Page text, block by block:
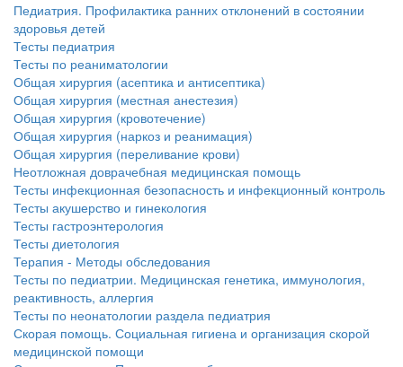
Педиатрия. Профилактика ранних отклонений в состоянии
здоровья детей
Тесты педиатрия
Тесты по реаниматологии
Общая хирургия (асептика и антисептика)
Общая хирургия (местная анестезия)
Общая хирургия (кровотечение)
Общая хирургия (наркоз и реанимация)
Общая хирургия (переливание крови)
Неотложная доврачебная медицинская помощь
Тесты инфекционная безопасность и инфекционный контроль
Тесты акушерство и гинекология
Тесты гастроэнтерология
Тесты диетология
Терапия - Методы обследования
Тесты по педиатрии. Медицинская генетика, иммунология,
реактивность, аллергия
Тесты по неонатологии раздела педиатрия
Скорая помощь. Социальная гигиена и организация скорой
медицинской помощи